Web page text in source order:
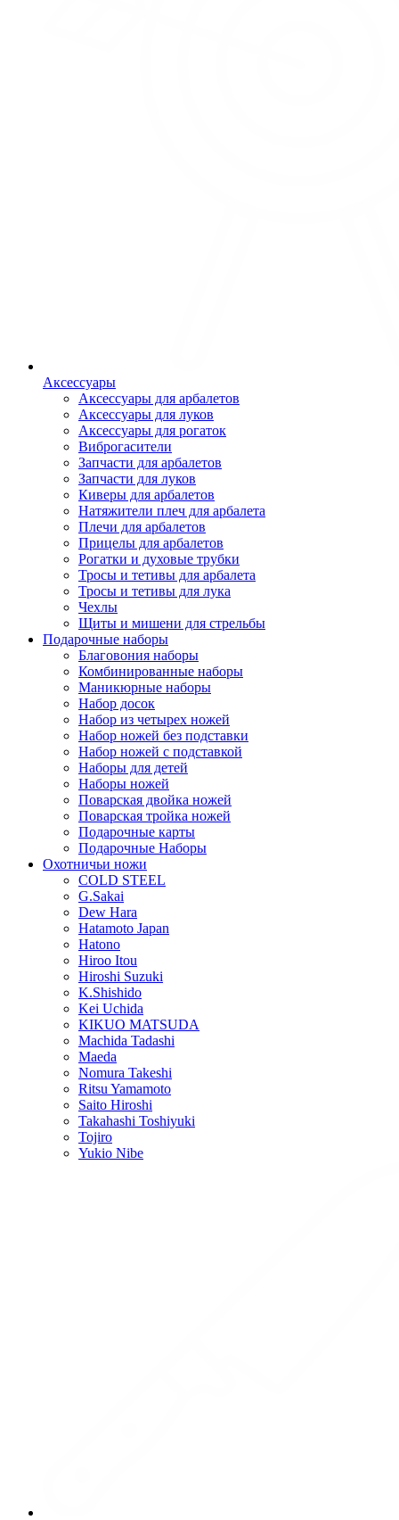
Аксессуары
Аксессуары для арбалетов
Аксессуары для луков
Аксессуары для рогаток
Виброгасители
Запчасти для арбалетов
Запчасти для луков
Киверы для арбалетов
Натяжители плеч для арбалета
Плечи для арбалетов
Прицелы для арбалетов
Рогатки и духовые трубки
Тросы и тетивы для арбалета
Тросы и тетивы для лука
Чехлы
Щиты и мишени для стрельбы
Подарочные наборы
Благовония наборы
Комбинированные наборы
Маникюрные наборы
Набор досок
Набор из четырех ножей
Набор ножей без подставки
Набор ножей с подставкой
Наборы для детей
Наборы ножей
Поварская двойка ножей
Поварская тройка ножей
Подарочные карты
Подарочные Наборы
Охотничьи ножи
COLD STEEL
G.Sakai
Dew Hara
Hatamoto Japan
Hatono
Hiroo Itou
Hiroshi Suzuki
K.Shishido
Kei Uchida
KIKUO MATSUDA
Machida Tadashi
Maeda
Nomura Takeshi
Ritsu Yamamoto
Saito Hiroshi
Takahashi Toshiyuki
Tojiro
Yukio Nibe